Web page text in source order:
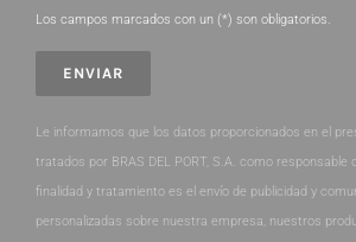
Los campos marcados con un (*) son obligatorios.
Le informamos que los datos proporcionados en el
tratados por BRAS DEL PORT, S.A. como responsable
finalidad y tratamiento es el envío de publicidad y
personalizadas sobre nuestra empresa, nuestros